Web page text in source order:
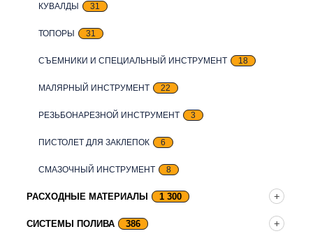
КУВАЛДЫ 31
ТОПОРЫ 31
СЪЕМНИКИ И СПЕЦИАЛЬНЫЙ ИНСТРУМЕНТ 18
МАЛЯРНЫЙ ИНСТРУМЕНТ 22
РЕЗЬБОНАРЕЗНОЙ ИНСТРУМЕНТ 3
ПИСТОЛЕТ ДЛЯ ЗАКЛЕПОК 6
СМАЗОЧНЫЙ ИНСТРУМЕНТ 8
РАСХОДНЫЕ МАТЕРИАЛЫ 1 300
СИСТЕМЫ ПОЛИВА 386